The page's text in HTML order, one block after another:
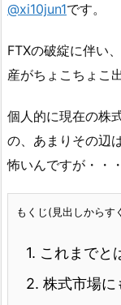
@xi10jun1です。
FTXの破綻に伴い
産がちょこちょこ
個人的に現在の株
の、あまりその辺
怖いんですが・・・
もくじ(見出しからす
1. これまでと
2. 株式市場に